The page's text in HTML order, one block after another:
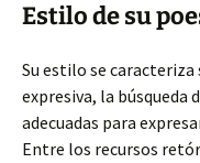
Estilo de su
Su estilo se
expresiva, la búsqueda
adecuadas para
Entre los recursos